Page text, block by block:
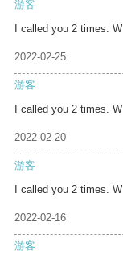
游客
I called you 2 times. W
2022-02-25
游客
I called you 2 times. W
2022-02-20
游客
I called you 2 times. W
2022-02-16
游客